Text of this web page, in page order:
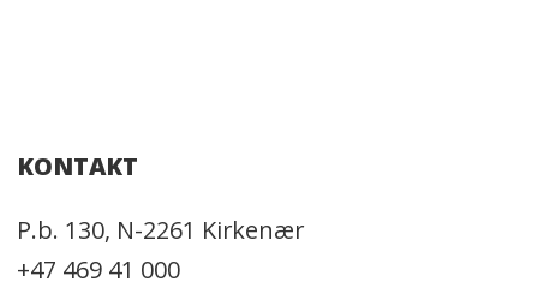
KONTAKT
P.b. 130, N-2261 Kirkenær
+47 469 41 000